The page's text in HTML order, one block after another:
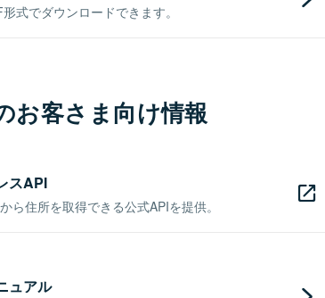
式でダウンロードできます。
お客さま向け情報
スAPI
ら住所を取得できる公式APIを提供。
ュアル